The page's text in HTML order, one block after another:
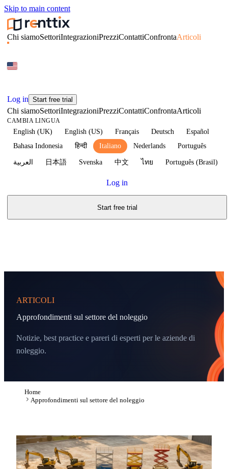
Skip to main content
Chi siamoSettoriIntegrazioniPrezziContattiConfrontaArticoli
Log in Start free trial
Chi siamoSettoriIntegrazioniPrezziContattiConfrontaArticoli
CAMBIA LINGUA
English (UK) English (US) Français Deutsch
Español
Bahasa Indonesia
हिन्दी Italiano Nederlands Português
العربية 日本語 Svenska 中文 ไทย Português (Brasil)
Log in
Start free trial
ARTICOLI
Approfondimenti sul settore del noleggio
Notizie, best practice e pareri di esperti per le aziende di
noleggio.
Home
Approfondimenti sul settore del noleggio